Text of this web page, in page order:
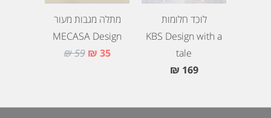
מתלה מגבות מעור
MECASA Design
35 ₪
59 ₪
לוכד חלומות
KBS Design with a
tale
169 ₪